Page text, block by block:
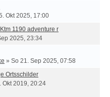
Okt 2025, 17:00
1190 adventure r
2025, 23:34
» So 21. Sep 2025, 07:58
Ortsschilder
Okt 2019, 20:24